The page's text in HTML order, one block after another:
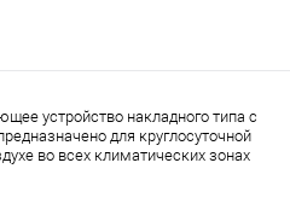
устройство накладного типа с
для круглосуточной
во всех климатических зонах